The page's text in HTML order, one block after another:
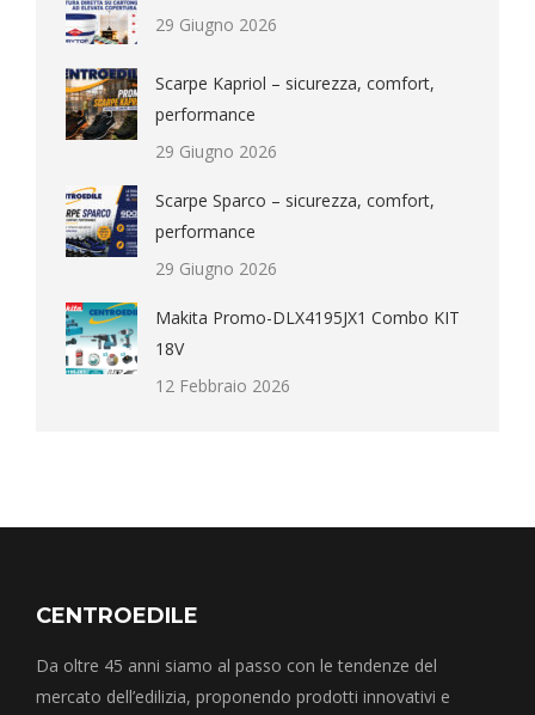
29 Giugno 2026
Scarpe Kapriol – sicurezza, comfort,
performance
29 Giugno 2026
Scarpe Sparco – sicurezza, comfort,
performance
29 Giugno 2026
Makita Promo-DLX4195JX1 Combo KIT
18V
12 Febbraio 2026
CENTROEDILE
Da oltre 45 anni siamo al passo con le tendenze del
mercato dell’edilizia, proponendo prodotti innovativi e